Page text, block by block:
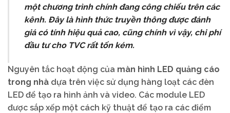
một chương trình chính đang công chiếu trên các
kênh. Đây là hình thức truyền thông được đánh
giá có tính hiệu quả cao, cũng chính vì vậy, chi phí
đầu tư cho TVC rất tốn kém.
Nguyên tắc hoạt động của màn hình LED quảng cáo
trong nhà dựa trên việc sử dụng hàng loạt các đèn
LED để tạo ra hình ảnh và video. Các module LED
được sắp xếp một cách kỹ thuật để tạo ra các điểm